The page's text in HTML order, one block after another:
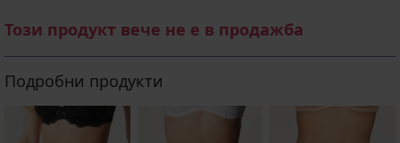
Този продукт вече не е в продажба
Подробни продукти